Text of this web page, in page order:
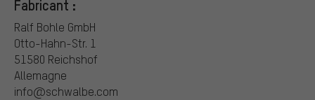
Fabricant :
Ralf Bohle GmbH
Otto-Hahn-Str. 1
51580 Reichshof
Allemagne
info@schwalbe.com